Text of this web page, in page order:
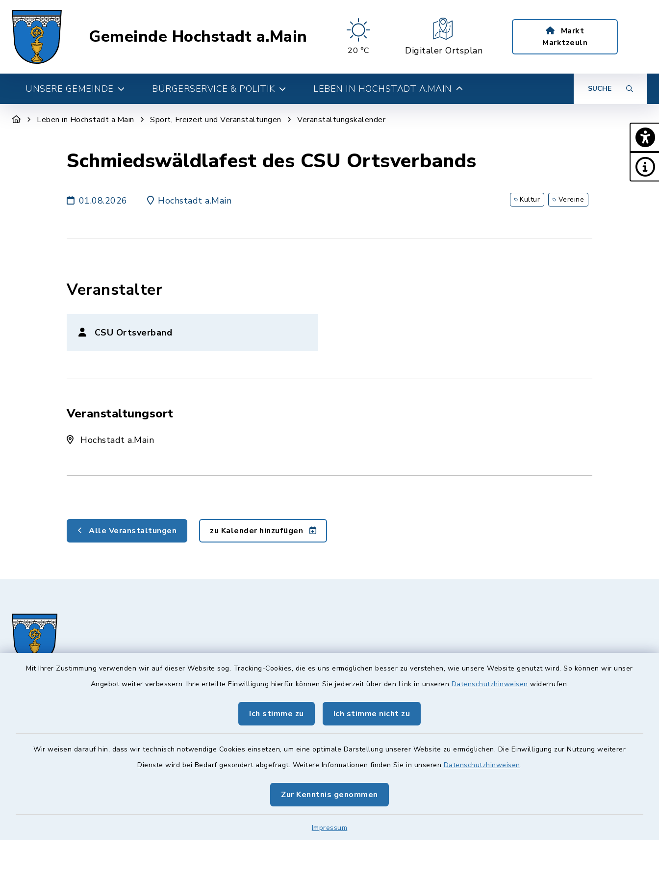
Mit Ihrer Zustimmung verwenden wir auf dieser Website sog. Tracking-Cookies, die es uns ermöglichen besser zu verstehen, wie unsere Website genutzt wird. So können wir unser
Angebot weiter verbessern. Ihre erteilte Einwilligung hierfür können Sie jederzeit über den Link in unseren Datenschutzhinweisen widerrufen.
Ich stimme zu Ich stimme nicht zu
Wir weisen darauf hin, dass wir technisch notwendige Cookies einsetzen, um eine optimale Darstellung unserer Website zu ermöglichen. Die Einwilligung zur Nutzung weiterer
Dienste wird bei Bedarf gesondert abgefragt. Weitere Informationen finden Sie in unseren Datenschutzhinweisen.
Zur Kenntnis genommen
Impressum
Gemeinde Hochstadt a.Main
20 °C Digitaler Ortsplan
Markt
Marktzeuln
UNSERE GEMEINDE BÜRGERSERVICE & POLITIK LEBEN IN HOCHSTADT A.MAIN SUCHE
Leben in Hochstadt a.Main Sport, Freizeit und Veranstaltungen Veranstaltungskalender
Schmiedswäldlafest des CSU Ortsverbands
01.08.2026 Hochstadt a.Main Kultur Vereine
Veranstalter
CSU Ortsverband
Veranstaltungsort
Hochstadt a.Main
Alle Veranstaltungen zu Kalender hinzufügen
Hochstadt a.Main
09574 6236-42
Öffnungszeiten
Montag, Mittwoch und Freitag:
08:00-12:00 Uhr
Donnerstag zusätzlich:
14:30-18:00 Uhr
Bürgersprechstunde
Sprechstunde:
Diese findet nach Vereinbarung statt.
Weitere Informationen finden Sie hier.
Quicklinks
Obermain Jura
Veranstaltungskalender
geoPortal Lichtenfels